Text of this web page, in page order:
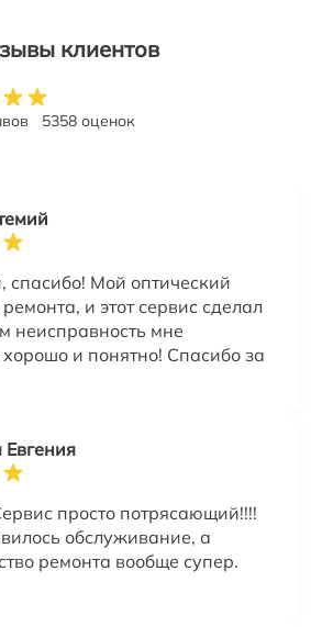
клиентов
5358 оценок
спасибо! Мой оптический
и этот сервис сделал
неисправность мне
и понятно! Спасибо за
просто потрясающий!!!!
обслуживание, а
ремонта вообще супер.